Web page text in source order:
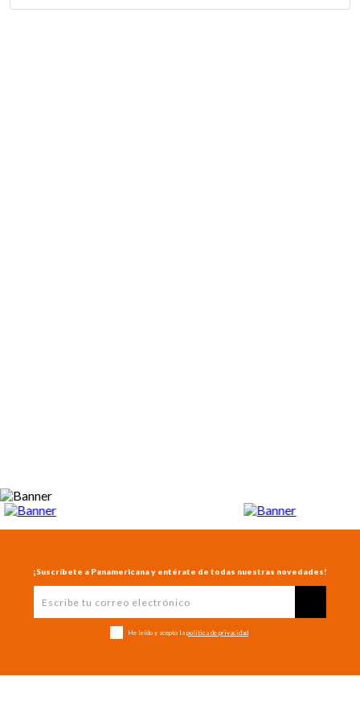
¡Suscríbete a Panamericana y entérate de todas nuestras novedades!
He leído y acepto la política de privacidad